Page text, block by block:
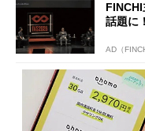
話題に！
AD（